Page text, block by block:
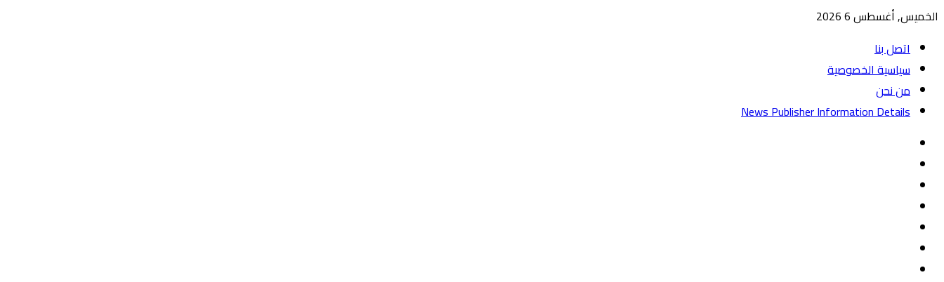
الخميس, أغسطس 6 2026
اتصل بنا
سياسية الخصوصية
من نحن
News Publisher Information Details